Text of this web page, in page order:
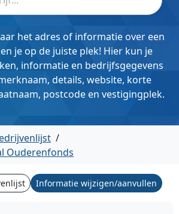
het adres of informatie over een
je op de juiste plek! Hier kun je
informatie en bedrijfsgegevens
details, website, korte
postcode en vestigingplek.
/
Ouderenfonds
Informatie wijzigen/aanvullen